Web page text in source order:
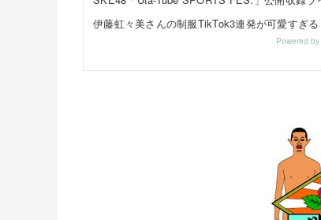
Powered